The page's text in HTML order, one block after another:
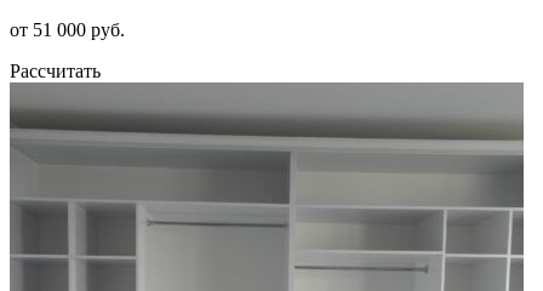
от 51 000 руб.
Рассчитать